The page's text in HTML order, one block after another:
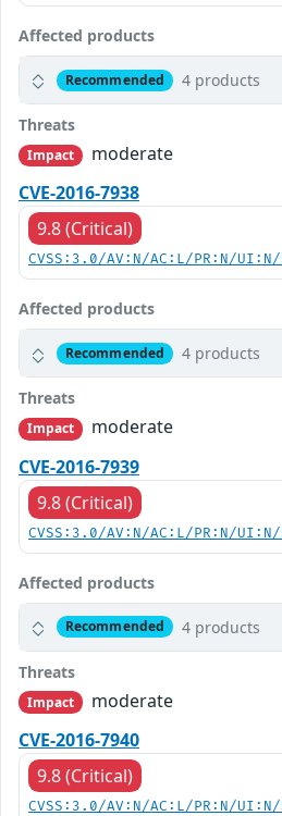
Affected products
Recommended 4 products
Threats
Impact
moderate
CVE-2016-7938
9.8 (Critical)
CVSS:3.0/AV:N/AC:L/PR:N/
Affected products
Recommended 4 products
Threats
Impact
moderate
CVE-2016-7939
9.8 (Critical)
CVSS:3.0/AV:N/AC:L/PR:N/
Affected products
Recommended 4 products
Threats
Impact
moderate
CVE-2016-7940
9.8 (Critical)
CVSS:3.0/AV:N/AC:L/PR:N/